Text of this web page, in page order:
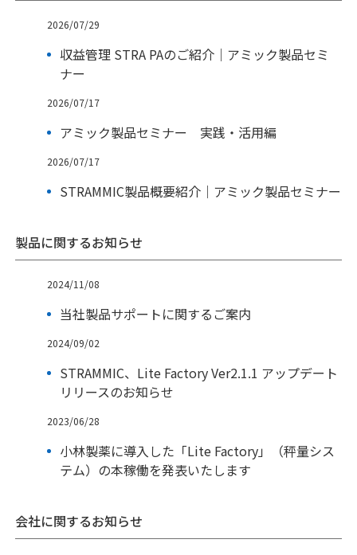
2026/07/29
収益管理 STRA PAのご紹介｜アミック製品セミ
ナー
2026/07/17
アミック製品セミナー 実践・活用編
2026/07/17
STRAMMIC製品概要紹介｜アミック製品セミナー
製品に関するお知らせ
2024/11/08
当社製品サポートに関するご案内
2024/09/02
STRAMMIC、Lite Factory Ver2.1.1 アップデート
リリースのお知らせ
2023/06/28
小林製薬に導入した「Lite Factory」（秤量シス
テム）の本稼働を発表いたします
会社に関するお知らせ